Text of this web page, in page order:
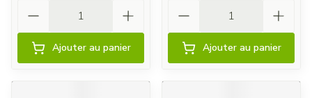
Ajouter au panier Ajouter au panier